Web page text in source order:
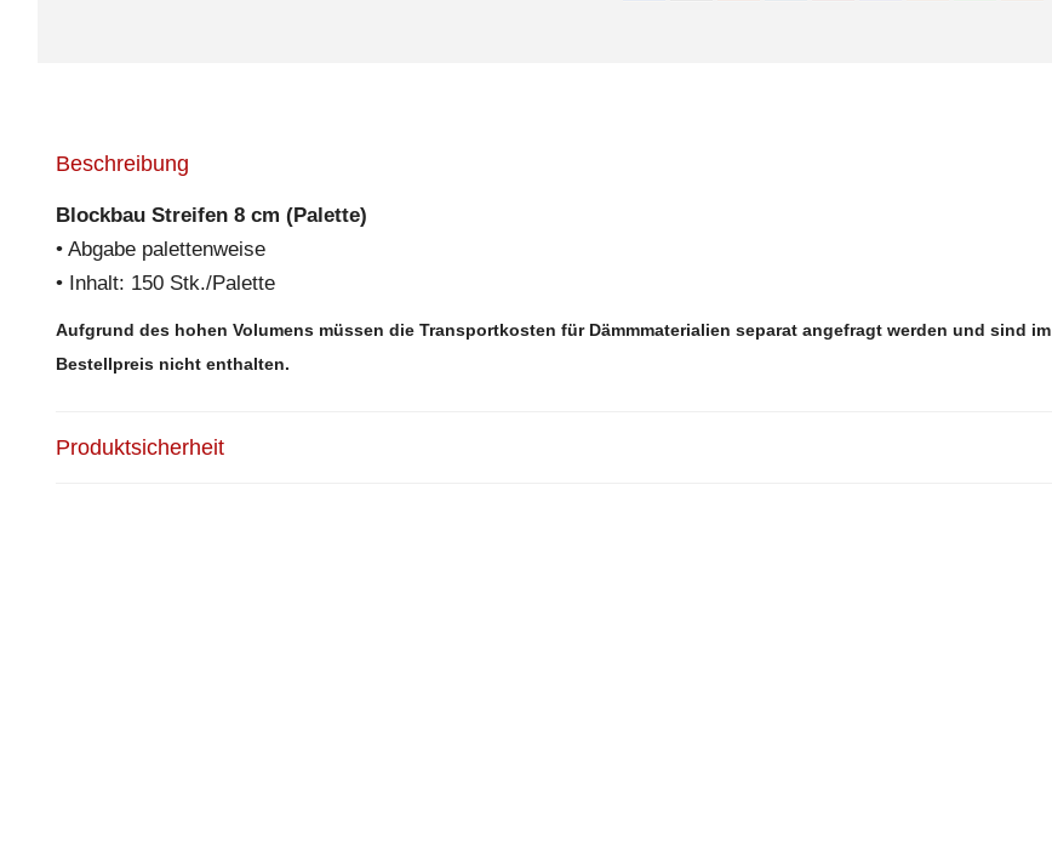
Beschreibung
Blockbau Streifen 8 cm (Palette)
• Abgabe palettenweise
• Inhalt: 150 Stk./Palette
Aufgrund des hohen Volumens müssen die Transportkosten für Dämmmaterialien separat angefragt werden und sind im
Bestellpreis nicht enthalten.
Produktsicherheit